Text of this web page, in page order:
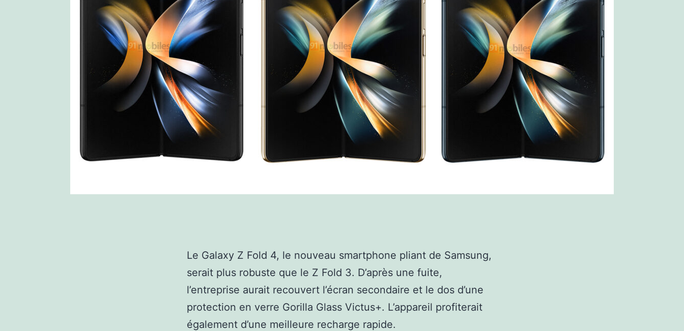
Le Galaxy Z Fold 4, le nouveau smartphone pliant de Samsung,
serait plus robuste que le Z Fold 3. D’après une fuite,
l’entreprise aurait recouvert l’écran secondaire et le dos d’une
protection en verre Gorilla Glass Victus+. L’appareil profiterait
également d’une meilleure recharge rapide.